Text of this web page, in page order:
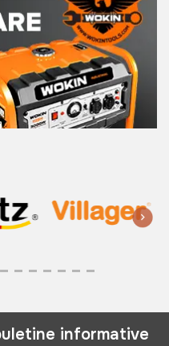
informative